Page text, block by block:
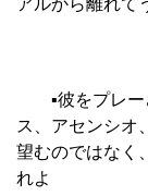
アルから離れて
▪︎彼をプレー
ス、アセンシオ
望むのではなく
れよ